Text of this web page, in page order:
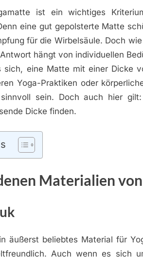
ist ein wichtiges
eine gut gepolsterte Matte
für die Wirbelsäule. Doch
hängt von individuellen
sich, eine Matte mit einer Dicke
Yoga-Praktiken oder
sein. Doch auch hier gilt:
Dicke finden.
Materialien
äußerst beliebtes Material für
Auch wenn es sich